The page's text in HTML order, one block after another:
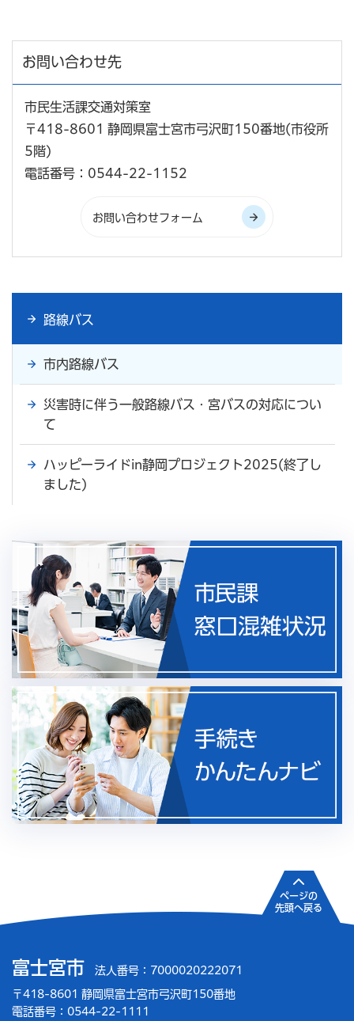
お問い合わせ先
市民生活課交通対策室
〒418-8601 静岡県富士宮市弓沢町150番地(市役所
5階)
電話番号：0544-22-1152
路線バス
市内路線バス
災害時に伴う一般路線バス・宮バスの対応につい
て
ハッピーライドin静岡プロジェクト2025(終了し
ました)
富士宮市 法人番号：7000020222071
〒418-8601 静岡県富士宮市弓沢町150番地
電話番号：0544-22-1111
ページの
先頭へ戻る